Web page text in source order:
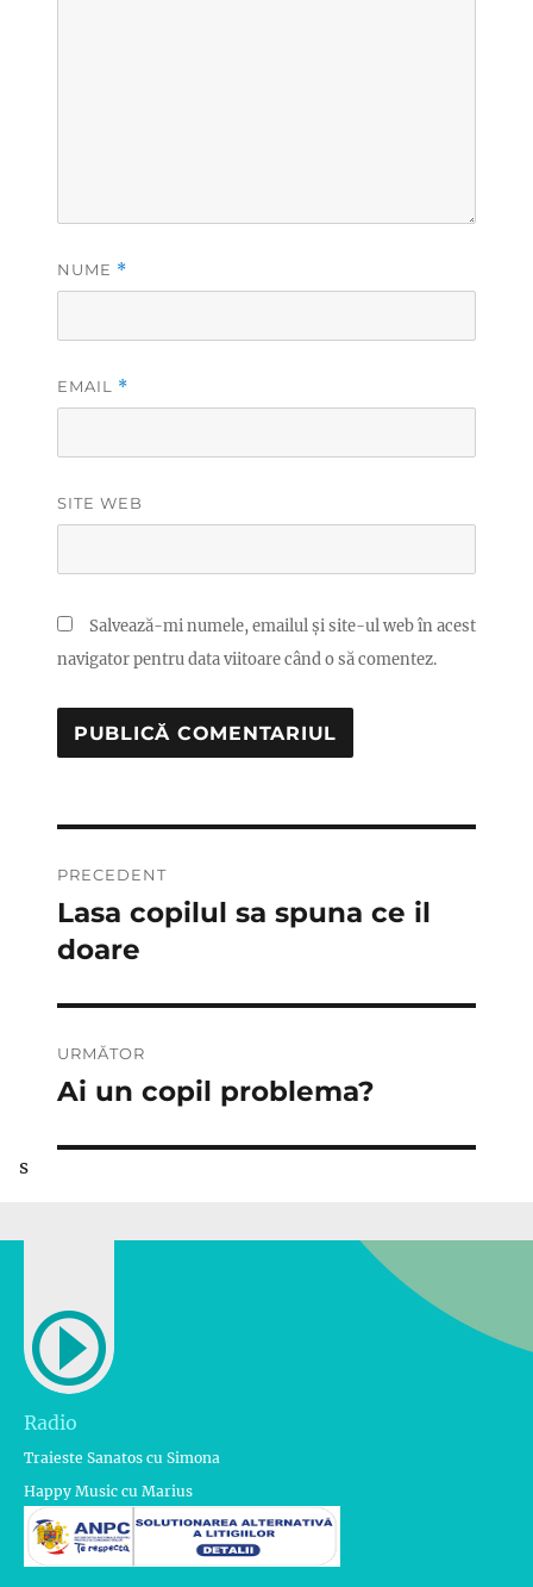
NUME *
EMAIL *
SITE WEB
Salvează-mi numele, emailul și site-ul web în acest
navigator pentru data viitoare când o să comentez.
în
articole
PRECEDENT
Articolul
anterior:
Lasa copilul sa spuna ce il
doare
URMĂTOR
Articolul
Ai un copil problema?
s
Radio
Traieste Sanatos cu Simona
Happy Music cu Marius